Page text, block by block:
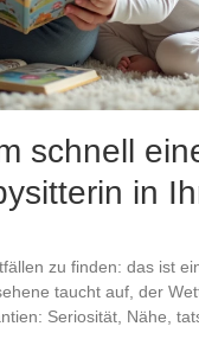
schnell
in
zu finden: das ist
taucht auf, der
Seriosität, Nähe,